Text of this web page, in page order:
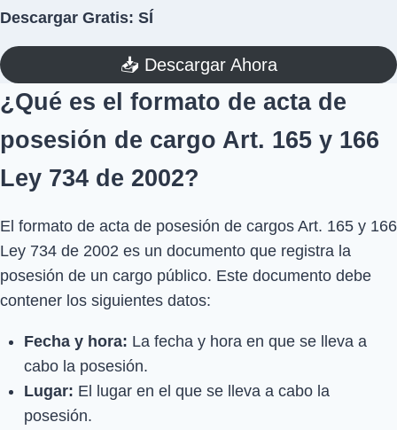
Descargar Gratis: SÍ
📥​ Descargar Ahora
¿Qué es el formato de acta de
posesión de cargo Art. 165 y 166
Ley 734 de 2002?
El formato de acta de posesión de cargos Art. 165 y 166
Ley 734 de 2002 es un documento que registra la
posesión de un cargo público. Este documento debe
contener los siguientes datos:
Fecha y hora: La fecha y hora en que se lleva a
cabo la posesión.
Lugar: El lugar en el que se lleva a cabo la
posesión.